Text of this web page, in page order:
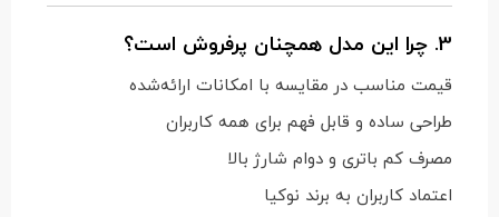
3. چرا این مدل همچنان پرفروش است؟
قیمت مناسب در مقایسه با امکانات ارائه‌شده
طراحی ساده و قابل فهم برای همه کاربران
مصرف کم باتری و دوام شارژ بالا
اعتماد کاربران به برند نوکیا